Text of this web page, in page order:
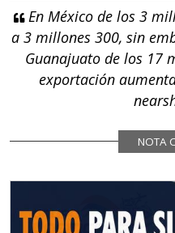
En México de los 3
a 3 millones 300, sin
Guanajuato de los 17
exportación
NOTA